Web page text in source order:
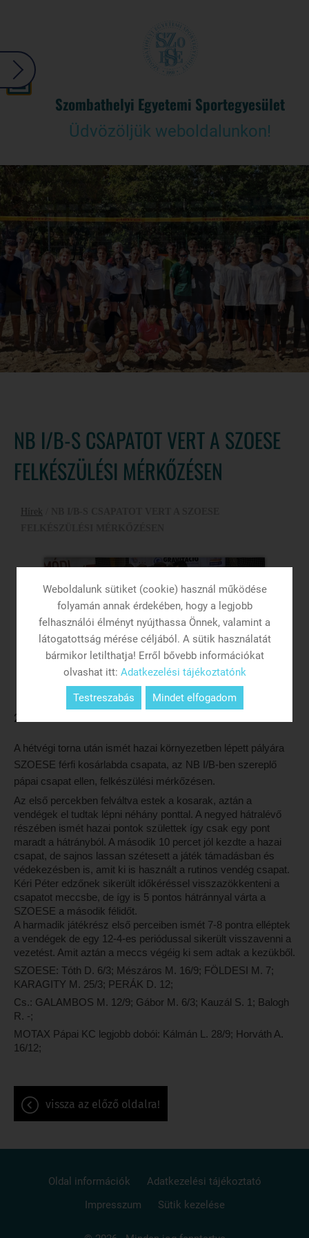
Szombathelyi Egyetemi Sportegyesület
Üdvözöljük weboldalunkon!
NB I/B-S CSAPATOT VERT A SZOESE
FELKÉSZÜLÉSI MÉRKŐZÉSEN
Hírek
2017.09.19. 10:06
A hétvégi torna után ismét hazai környezetben lépett pályára
SZOESE férfi kosárlabda csapata, az NB I/B-ben szereplő
pápai csapat ellen, felkészülési mérkőzésen.
Az első percekben felváltva estek a kosarak, aztán a
vendégek el tudtak lépni néhány ponttal. A negyed hátralévő
részében ismét hazai pontok születtek így csak egy pont
maradt a hátrányból. A második 10 percet jól kezdte a hazai
csapat, de sajnos lassan szétesett a játék támadásban és
védekezésben is, amit ki is használt a rutinos vendég csapat.
Kéri Péter edzőnek sikerült időkéréssel visszazökkenteni a
csapatot meccsbe, de így is 5 pontos hátránnyal várta a
SZOESE a második félidőt.
A harmadik játékrész első perceiben ismét 7-8 pontra elléptek
a vendégek de egy 12-4-es periódussal sikerült visszavenni a
vezetést. Amit aztán a meccs végéig ki sem adtak a kezükből.
SZOESE: Tóth D. 6/3; Mészáros M. 16/9; FÖLDESI M. 7;
KARAGITY M. 25/3; PERÁK D. 12;
Cs.: GALAMBOS M. 12/9; Gábor M. 6/3; Kauzál S. 1; Balogh
R. -;
MOTAX Pápai KC legjobb dobói: Kálmán L. 28/9; Horváth A.
16/12;
vissza az előző oldalra!
Oldal információk
Adatkezelési tájékoztató
Impresszum
Sütik kezelése
Mindet elfogadom
Testreszabás
Weboldalunk sütiket (cookie) használ működése
folyamán annak érdekében, hogy a legjobb
felhasználói élményt nyújthassa Önnek, valamint a
látogatottság mérése céljából. A sütik használatát
bármikor letilthatja! Erről bővebb információkat
olvashat itt: Adatkezelési tájékoztatónk